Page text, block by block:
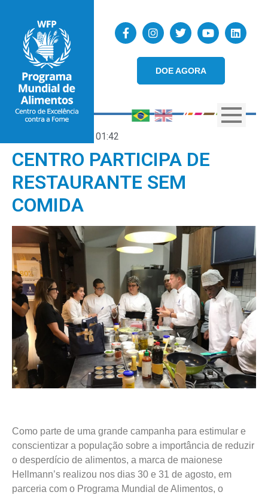
DOE AGORA
01:42
CENTRO PARTICIPA DE
RESTAURANTE SEM
COMIDA
Como parte de uma grande campanha para estimular e
conscientizar a população sobre a importância de reduzir
o desperdício de alimentos, a marca de maionese
Hellmann’s realizou nos dias 30 e 31 de agosto, em
parceria com o Programa Mundial de Alimentos, o